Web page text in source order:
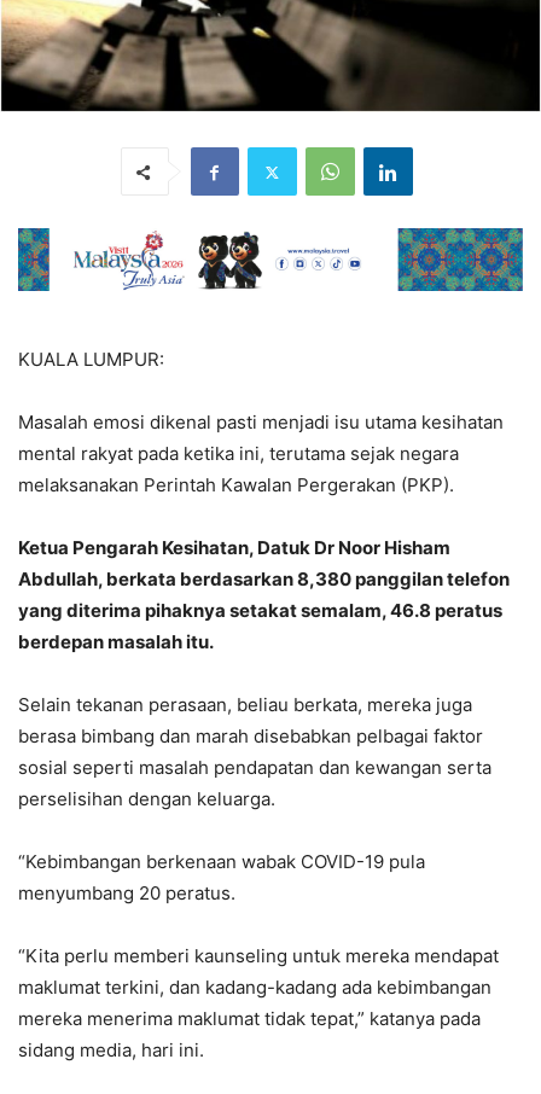
KUALA LUMPUR:
Masalah emosi dikenal pasti menjadi isu utama kesihatan
mental rakyat pada ketika ini, terutama sejak negara
melaksanakan Perintah Kawalan Pergerakan (PKP).
Ketua Pengarah Kesihatan, Datuk Dr Noor Hisham
Abdullah, berkata berdasarkan 8,380 panggilan telefon
yang diterima pihaknya setakat semalam, 46.8 peratus
berdepan masalah itu.
Selain tekanan perasaan, beliau berkata, mereka juga
berasa bimbang dan marah disebabkan pelbagai faktor
sosial seperti masalah pendapatan dan kewangan serta
perselisihan dengan keluarga.
“Kebimbangan berkenaan wabak COVID-19 pula
menyumbang 20 peratus.
“Kita perlu memberi kaunseling untuk mereka mendapat
maklumat terkini, dan kadang-kadang ada kebimbangan
mereka menerima maklumat tidak tepat,” katanya pada
sidang media, hari ini.